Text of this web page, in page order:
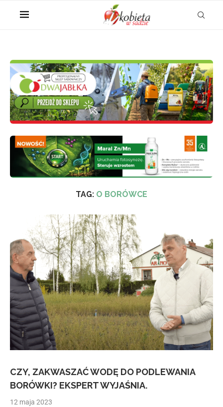
TAG: O BORÓWCE
CZY, ZAKWASZAĆ WODĘ DO PODLEWANIA
BORÓWKI? EKSPERT WYJAŚNIA.
12 maja 2023